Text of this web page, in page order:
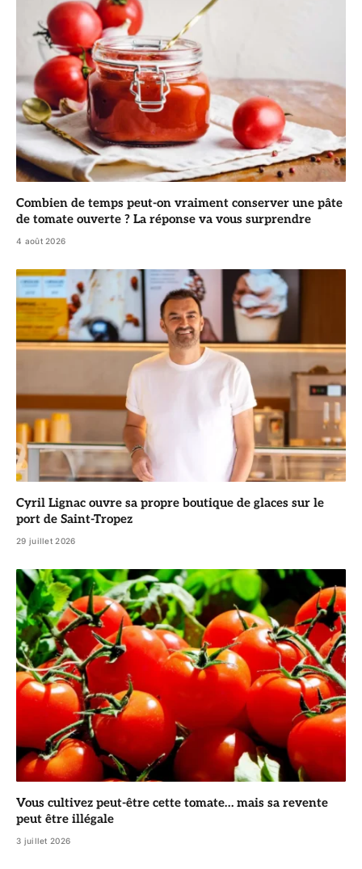
Combien de temps peut-on vraiment conserver une pâte
de tomate ouverte ? La réponse va vous surprendre
4 août 2026
Cyril Lignac ouvre sa propre boutique de glaces sur le
port de Saint-Tropez
29 juillet 2026
Vous cultivez peut-être cette tomate… mais sa revente
peut être illégale
3 juillet 2026